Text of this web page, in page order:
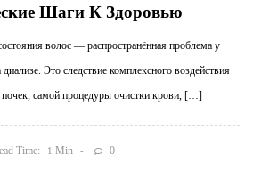
Шаги К Здоровью
волос — распространённая проблема у
Это следствие комплексного воздействия
почек, самой процедуры очистки крови, […]
Time: 1 Min 0